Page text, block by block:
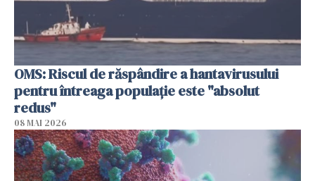
OMS: Riscul de răspândire a hantavirusului
pentru întreaga populaţie este "absolut
redus"
08 MAI 2026